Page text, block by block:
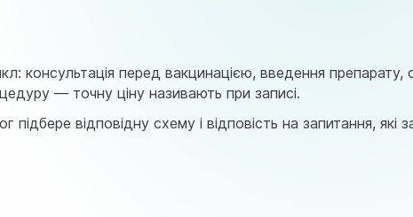
консультація перед вакцинацією, введення препарату,
— точну ціну називають при записі.
відповідну схему і відповість на запитання, які